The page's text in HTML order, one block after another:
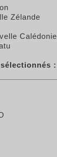
Zélande
Calédonie
: